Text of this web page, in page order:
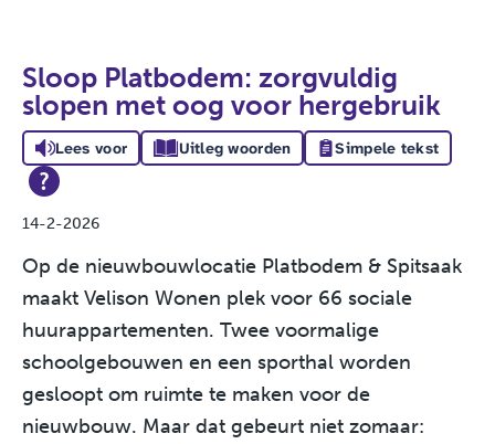
Sloop Platbodem: zorgvuldig
slopen met oog voor hergebruik
Lees voor Uitleg woorden Simpele tekst
14-2-2026
Op de nieuwbouwlocatie Platbodem & Spitsaak
maakt Velison Wonen plek voor 66 sociale
huurappartementen. Twee voormalige
schoolgebouwen en een sporthal worden
gesloopt om ruimte te maken voor de
nieuwbouw. Maar dat gebeurt niet zomaar: